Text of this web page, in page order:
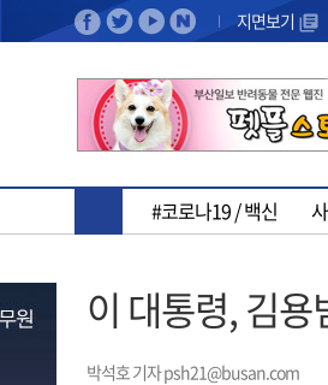
지면보기
#코로나19 / 백신
이 대통령, 김
박석호 기자 psh21@busan.com